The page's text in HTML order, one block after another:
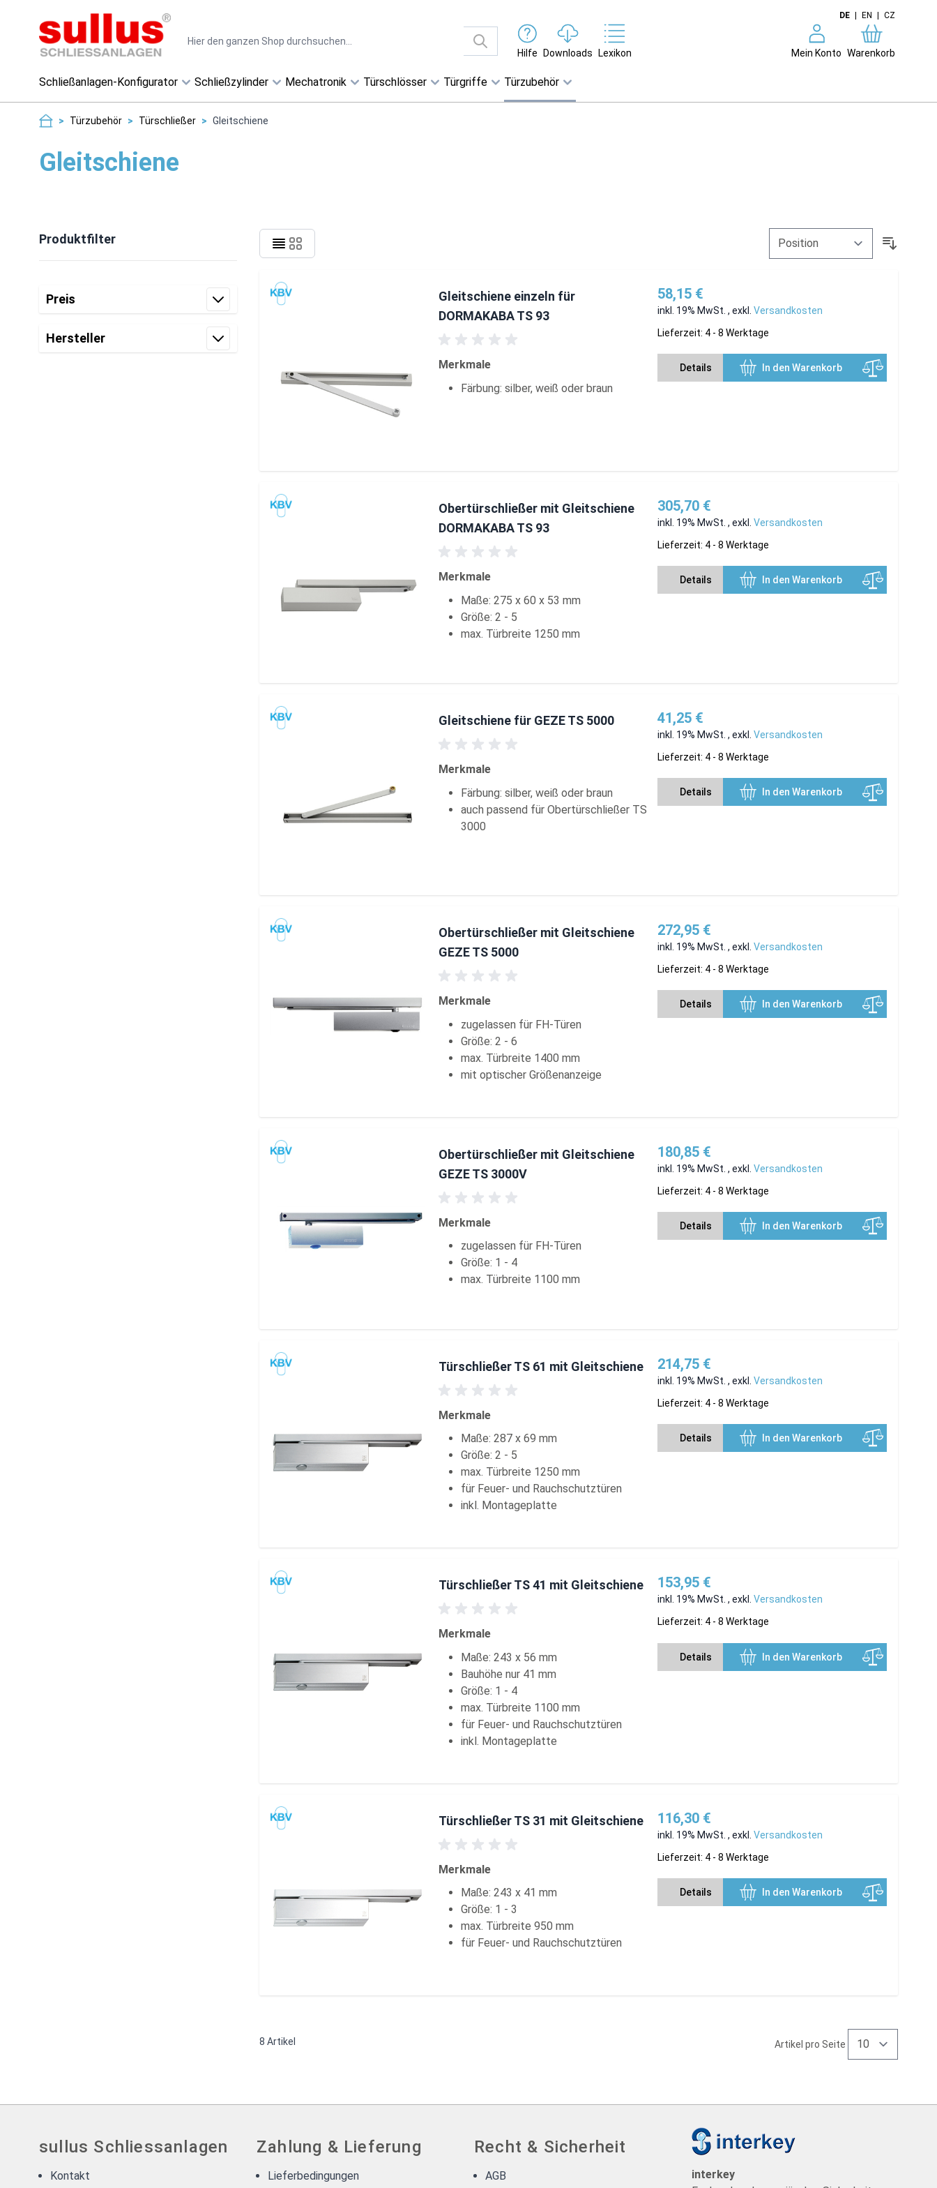
DE EN CZ
Hilfe
Downloads Lexikon Mein Konto Warenkorb
Schließanlagen-Konfigurator Schließzylinder Mechatronik Türschlösser Türgriffe Türzubehör
> Türzubehör > Türschließer > Gleitschiene
Gleitschiene
Produktfilter
Preis
Hersteller
Gleitschiene einzeln für
DORMAKABA TS 93
Merkmale
Färbung: silber, weiß oder braun
58,15 €
inkl. 19% MwSt. , exkl. Versandkosten
Lieferzeit: 4 - 8 Werktage
Details In den Warenkorb
Obertürschließer mit Gleitschiene
DORMAKABA TS 93
Merkmale
Maße: 275 x 60 x 53 mm
Größe: 2 - 5
max. Türbreite 1250 mm
305,70 €
inkl. 19% MwSt. , exkl. Versandkosten
Lieferzeit: 4 - 8 Werktage
Details In den Warenkorb
Gleitschiene für GEZE TS 5000
Merkmale
Färbung: silber, weiß oder braun
auch passend für Obertürschließer TS
3000
41,25 €
inkl. 19% MwSt. , exkl. Versandkosten
Lieferzeit: 4 - 8 Werktage
Details In den Warenkorb
Obertürschließer mit Gleitschiene
GEZE TS 5000
Merkmale
zugelassen für FH-Türen
Größe: 2 - 6
max. Türbreite 1400 mm
mit optischer Größenanzeige
272,95 €
inkl. 19% MwSt. , exkl. Versandkosten
Lieferzeit: 4 - 8 Werktage
Details In den Warenkorb
Obertürschließer mit Gleitschiene
GEZE TS 3000V
Merkmale
zugelassen für FH-Türen
Größe: 1 - 4
max. Türbreite 1100 mm
180,85 €
inkl. 19% MwSt. , exkl. Versandkosten
Lieferzeit: 4 - 8 Werktage
Details In den Warenkorb
Türschließer TS 61 mit Gleitschiene
Merkmale
Maße: 287 x 69 mm
Größe: 2 - 5
max. Türbreite 1250 mm
für Feuer- und Rauchschutztüren
inkl. Montageplatte
214,75 €
inkl. 19% MwSt. , exkl. Versandkosten
Lieferzeit: 4 - 8 Werktage
Details In den Warenkorb
Türschließer TS 41 mit Gleitschiene
Merkmale
Maße: 243 x 56 mm
Bauhöhe nur 41 mm
Größe: 1 - 4
max. Türbreite 1100 mm
für Feuer- und Rauchschutztüren
inkl. Montageplatte
153,95 €
inkl. 19% MwSt. , exkl. Versandkosten
Lieferzeit: 4 - 8 Werktage
Details In den Warenkorb
Türschließer TS 31 mit Gleitschiene
Merkmale
Maße: 243 x 41 mm
Größe: 1 - 3
max. Türbreite 950 mm
für Feuer- und Rauchschutztüren
116,30 €
inkl. 19% MwSt. , exkl. Versandkosten
Lieferzeit: 4 - 8 Werktage
Details In den Warenkorb
8 Artikel Artikel pro Seite
sullus Schliessanlagen
Kontakt
Zahlung & Lieferung
Lieferbedingungen
Recht & Sicherheit
AGB
interkey